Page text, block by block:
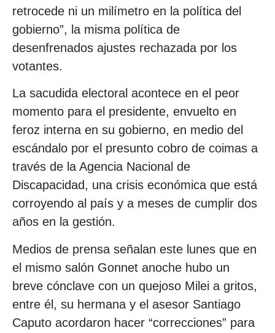
retrocede ni un milímetro en la política del
gobierno”, la misma política de
desenfrenados ajustes rechazada por los
votantes.
La sacudida electoral acontece en el peor
momento para el presidente, envuelto en
feroz interna en su gobierno, en medio del
escándalo por el presunto cobro de coimas a
través de la Agencia Nacional de
Discapacidad, una crisis económica que está
corroyendo al país y a meses de cumplir dos
años en la gestión.
Medios de prensa señalan este lunes que en
el mismo salón Gonnet anoche hubo un
breve cónclave con un quejoso Milei a gritos,
entre él, su hermana y el asesor Santiago
Caputo acordaron hacer “correcciones” para